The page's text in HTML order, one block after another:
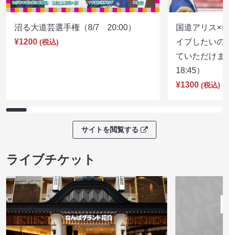
沼る大道芸選手権（8/7 20:00）
¥1200 (税込)
国道アリス×
イブしたいの
ていただけ
18:45）
¥1300 (税込)
サイトを閲覧する
ライブチケット